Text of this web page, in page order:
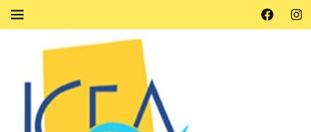
Skip
Facebook
MENU